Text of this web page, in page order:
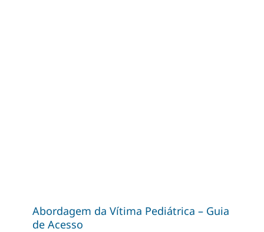
Abordagem da Vítima Pediátrica – Guia
de Acesso